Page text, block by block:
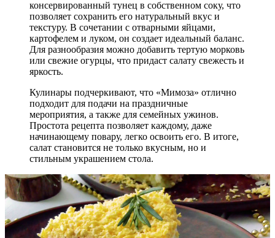
консервированный тунец в собственном соку, что
позволяет сохранить его натуральный вкус и
текстуру. В сочетании с отварными яйцами,
картофелем и луком, он создает идеальный баланс.
Для разнообразия можно добавить тертую морковь
или свежие огурцы, что придаст салату свежесть и
яркость.
Кулинары подчеркивают, что «Мимоза» отлично
подходит для подачи на праздничные
мероприятия, а также для семейных ужинов.
Простота рецепта позволяет каждому, даже
начинающему повару, легко освоить его. В итоге,
салат становится не только вкусным, но и
стильным украшением стола.